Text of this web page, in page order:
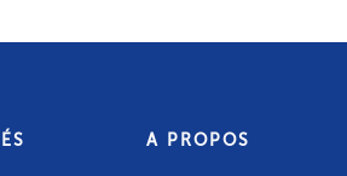
A PROPOS